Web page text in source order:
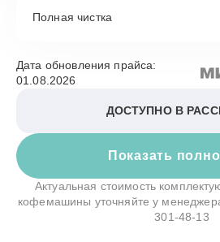
Полная чистка
Показать
Дата обновления прайса:
01.08.2026
ДОСТУПНО В
Актуальная стоимость
кофемашины уточняйте у
301-48-13